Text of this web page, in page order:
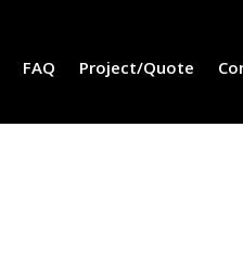
FAQ Project/Quote